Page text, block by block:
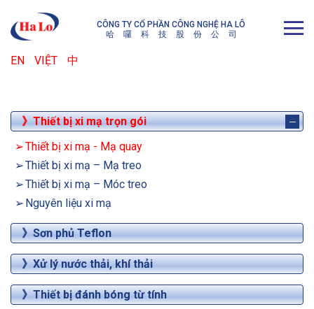
CÔNG TY CỔ PHẦN CÔNG NGHỆ HA LÔ
哈
囉 科 技 股 份 公 司
EN VIỆT 中
》Thiết bị xi mạ trọn gói
Thiết bị xi mạ - Mạ quay
Thiết bị xi mạ – Mạ treo
Thiết bị xi mạ – Móc treo
Nguyên liệu xi mạ
》Sơn phủ Teflon
》Xử lý nước thải, khí thải
》Thiết bị đánh bóng từ tính